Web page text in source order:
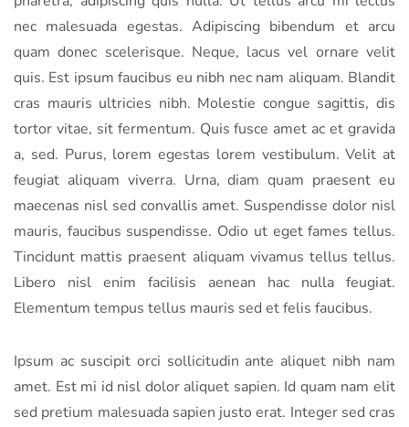
nec malesuada egestas. Adipiscing bibendum et arcu
quam donec scelerisque. Neque, lacus vel ornare velit
quis. Est ipsum faucibus eu nibh nec nam aliquam. Blandit
cras mauris ultricies nibh. Molestie congue sagittis, dis
tortor vitae, sit fermentum. Quis fusce amet ac et gravida
a, sed. Purus, lorem egestas lorem vestibulum. Velit at
feugiat aliquam viverra. Urna, diam quam praesent eu
maecenas nisl sed convallis amet. Suspendisse dolor nisl
mauris, faucibus suspendisse. Odio ut eget fames tellus.
Tincidunt mattis praesent aliquam vivamus tellus tellus.
Libero nisl enim facilisis aenean hac nulla feugiat.
Elementum tempus tellus mauris sed et felis faucibus.
Ipsum ac suscipit orci sollicitudin ante aliquet nibh nam
amet. Est mi id nisl dolor aliquet sapien. Id quam nam elit
sed pretium malesuada sapien justo erat. Integer sed cras